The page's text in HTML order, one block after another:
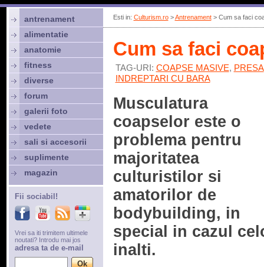
Esti in: Culturism.ro>Antrenament> Cum sa faci
Cum sa faci
TAG-URI: COAPSE MASIVE, PRESA
INDREPTARI CU BARA
Musculatura
coapselor este o
problema pentru
majoritatea
culturistilor si
amatorilor de
bodybuilding, in
special in cazul
inalti.
antrenament
alimentatie
anatomie
fitness
diverse
forum
galerii foto
vedete
sali si accesorii
suplimente
magazin
Fii sociabil!
Vrei sa iti trimitem ultimele
noutati? Introdu mai jos
adresa ta de e-mail